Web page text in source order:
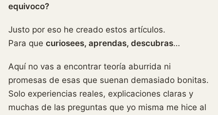
equivoco?
Justo por eso he creado estos artículos.
Para que curiosees, aprendas, descubras…
Aquí no vas a encontrar teoría aburrida ni
promesas de esas que suenan demasiado bonitas.
Solo experiencias reales, explicaciones claras y
muchas de las preguntas que yo misma me hice al